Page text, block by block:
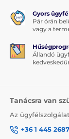
Gyors
Pár órán
vagy a
Állandó
Tanácsra van
Az
+36 1 445 2687